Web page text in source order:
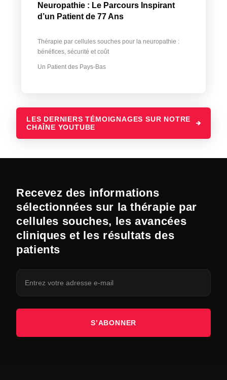
Neuropathie : Le Parcours Inspirant
d’un Patient de 77 Ans
Thérapie par cellules souches pour la neuropathie :
bénéfices, sécurité et coût
Un Patient des Pays-Bas
LES DERNIERS TÉMOIGNAGES SUR NOTRE
CHAÎNE YOUTUBE
Recevez des informations
sélectionnées sur la thérapie par
cellules souches, les avancées
cliniques et les résultats des
patients
S’ABONNER